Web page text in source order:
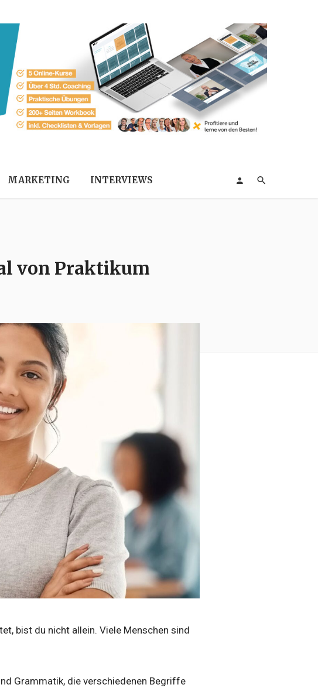
MARKETING INTERVIEWS
von Praktikum
bist du nicht allein. Viele Menschen sind
Grammatik, die verschiedenen Begriffe